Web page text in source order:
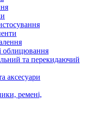
облицювання
та перекидаючий
аксесуари
ремені,